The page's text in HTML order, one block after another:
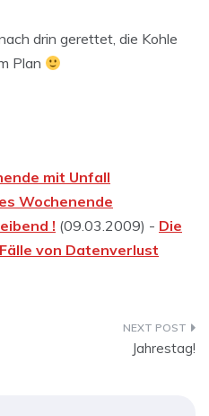
drin gerettet, die Kohle
Plan
mit Unfall
Wochenende
! (09.03.2009) - Die
von Datenverlust
Jahrestag!